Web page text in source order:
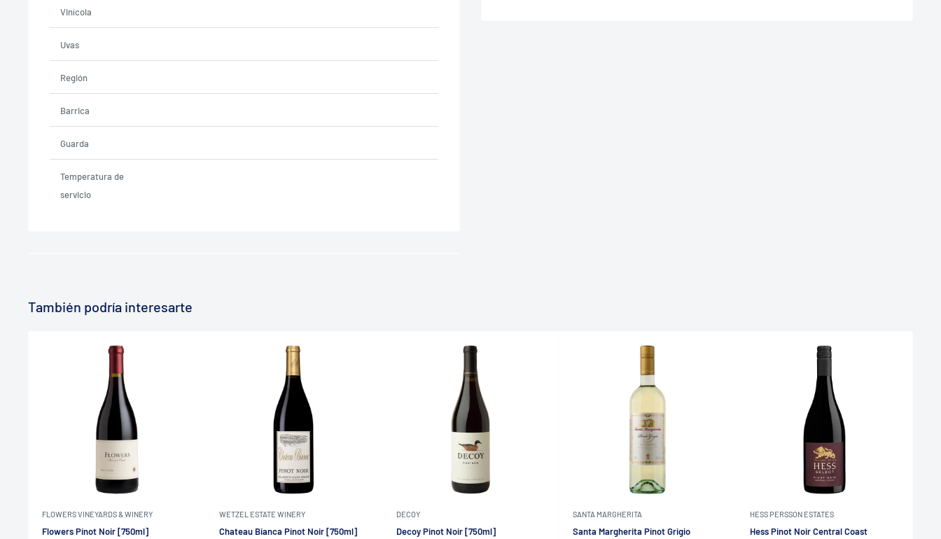
Vinícola
Uvas
Región
Barrica
Guarda
Temperatura de
servicio
También podría interesarte
FLOWERS VINEYARDS & WINERY
Flowers Pinot Noir [750ml]
WETZEL ESTATE WINERY
Chateau Bianca Pinot Noir [750ml]
DECOY
Decoy Pinot Noir [750ml]
SANTA MARGHERITA
Santa Margherita Pinot Grigio
HESS PERSSON ESTATES
Hess Pinot Noir Central Coast